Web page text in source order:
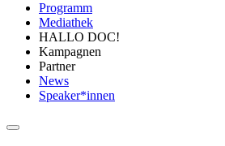
Programm
Mediathek
HALLO DOC!
Kampagnen
Partner
News
Speaker*innen